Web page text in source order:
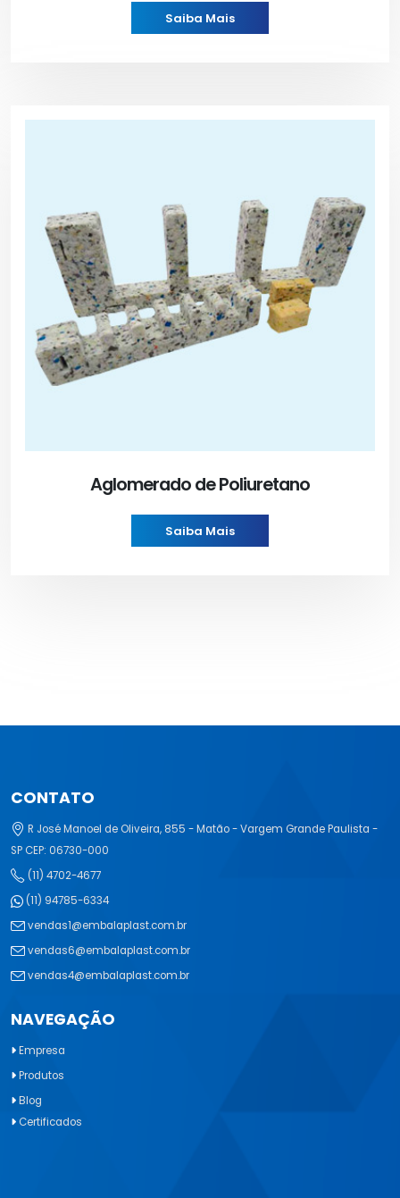
Saiba Mais
Aglomerado de Poliuretano
Saiba Mais
CONTATO
R José Manoel de Oliveira, 855 - Matão - Vargem Grande Paulista -
SP CEP: 06730-000
(11) 4702-4677
(11) 94785-6334
vendas1@embalaplast.com.br
vendas6@embalaplast.com.br
vendas4@embalaplast.com.br
NAVEGAÇÃO
Empresa
Produtos
Blog
Certificados